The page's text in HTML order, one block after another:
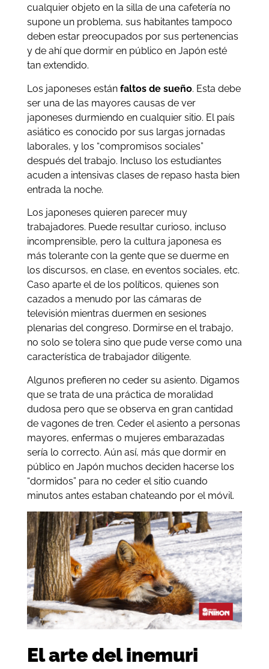
cualquier objeto en la silla de una cafetería no
supone un problema, sus habitantes tampoco
deben estar preocupados por sus pertenencias
y de ahí que dormir en público en Japón esté
tan extendido.
Los japoneses están faltos de sueño. Esta debe
ser una de las mayores causas de ver
japoneses durmiendo en cualquier sitio. El país
asiático es conocido por sus largas jornadas
laborales, y los “compromisos sociales”
después del trabajo. Incluso los estudiantes
acuden a intensivas clases de repaso hasta bien
entrada la noche.
Los japoneses quieren parecer muy
trabajadores. Puede resultar curioso, incluso
incomprensible, pero la cultura japonesa es
más tolerante con la gente que se duerme en
los discursos, en clase, en eventos sociales, etc.
Caso aparte el de los políticos, quienes son
cazados a menudo por las cámaras de
televisión mientras duermen en sesiones
plenarias del congreso. Dormirse en el trabajo,
no solo se tolera sino que pude verse como una
característica de trabajador diligente.
Algunos prefieren no ceder su asiento. Digamos
que se trata de una práctica de moralidad
dudosa pero que se observa en gran cantidad
de vagones de tren. Ceder el asiento a personas
mayores, enfermas o mujeres embarazadas
sería lo correcto. Aún así, más que dormir en
público en Japón muchos deciden hacerse los
“dormidos” para no ceder el sitio cuando
minutos antes estaban chateando por el móvil.
El arte del inemuri